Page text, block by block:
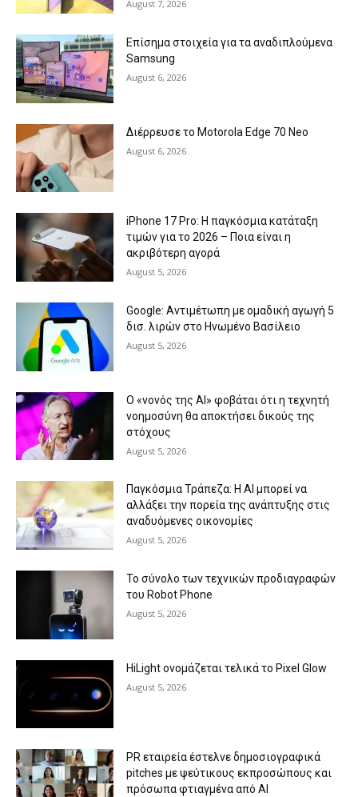
August 7, 2026
Επίσημα στοιχεία για τα αναδιπλούμενα
Samsung
August 6, 2026
Διέρρευσε το Motorola Edge 70 Neo
August 6, 2026
iPhone 17 Pro: Η παγκόσμια κατάταξη
τιμών για το 2026 – Ποια είναι η
ακριβότερη αγορά
August 5, 2026
Google: Αντιμέτωπη με ομαδική αγωγή 5
δισ. λιρών στο Ηνωμένο Βασίλειο
August 5, 2026
Ο «νονός της AI» φοβάται ότι η τεχνητή
νοημοσύνη θα αποκτήσει δικούς της
στόχους
August 5, 2026
Παγκόσμια Τράπεζα: Η AI μπορεί να
αλλάξει την πορεία της ανάπτυξης στις
αναδυόμενες οικονομίες
August 5, 2026
Το σύνολο των τεχνικών προδιαγραφών
του Robot Phone
August 5, 2026
HiLight ονομάζεται τελικά το Pixel Glow
August 5, 2026
PR εταιρεία έστελνε δημοσιογραφικά
pitches με ψεύτικους εκπροσώπους και
πρόσωπα φτιαγμένα από AI